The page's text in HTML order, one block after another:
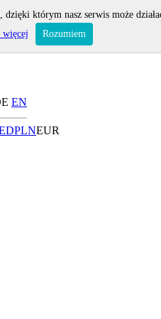
EN
PLNEUR
dzięki którym nasz serwis może
więcej Rozumiem